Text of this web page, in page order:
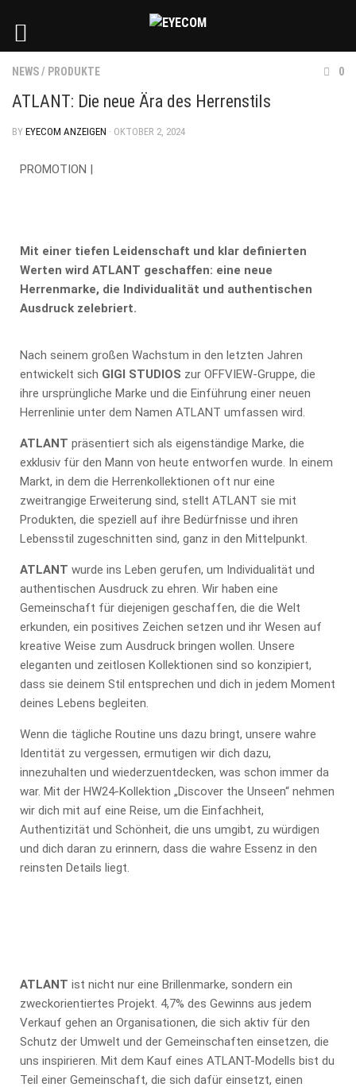
NEWS/ PRODUKTE 0
ATLANT: Die neue Ära des Herrenstils
BY EYECOM ANZEIGEN · OKTOBER 2, 2024
PROMOTION |
Mit einer tiefen Leidenschaft und klar definierten
Werten wird ATLANT geschaffen: eine neue
Herrenmarke, die Individualität und authentischen
Ausdruck zelebriert.
Nach seinem großen Wachstum in den letzten Jahren
entwickelt sich GIGI STUDIOS zur OFFVIEW-Gruppe, die
ihre ursprüngliche Marke und die Einführung einer neuen
Herrenlinie unter dem Namen ATLANT umfassen wird.
ATLANT präsentiert sich als eigenständige Marke, die
exklusiv für den Mann von heute entworfen wurde. In einem
Markt, in dem die Herrenkollektionen oft nur eine
zweitrangige Erweiterung sind, stellt ATLANT sie mit
Produkten, die speziell auf ihre Bedürfnisse und ihren
Lebensstil zugeschnitten sind, ganz in den Mittelpunkt.
ATLANT wurde ins Leben gerufen, um Individualität und
authentischen Ausdruck zu ehren. Wir haben eine
Gemeinschaft für diejenigen geschaffen, die die Welt
erkunden, ein positives Zeichen setzen und ihr Wesen auf
kreative Weise zum Ausdruck bringen wollen. Unsere
eleganten und zeitlosen Kollektionen sind so konzipiert,
dass sie deinem Stil entsprechen und dich in jedem Moment
deines Lebens begleiten.
Wenn die tägliche Routine uns dazu bringt, unsere wahre
Identität zu vergessen, ermutigen wir dich dazu,
innezuhalten und wiederzuentdecken, was schon immer da
war. Mit der HW24-Kollektion „Discover the Unseen“ nehmen
wir dich mit auf eine Reise, um die Einfachheit,
Authentizität und Schönheit, die uns umgibt, zu würdigen
und dich daran zu erinnern, dass die wahre Essenz in den
reinsten Details liegt.
ATLANT ist nicht nur eine Brillenmarke, sondern ein
zweckorientiertes Projekt. 4,7% des Gewinns aus jedem
Verkauf gehen an Organisationen, die sich aktiv für den
Schutz der Umwelt und der Gemeinschaften einsetzen, die
uns inspirieren. Mit dem Kauf eines ATLANT-Modells bist du
Teil einer Gemeinschaft, die sich dafür einsetzt, einen